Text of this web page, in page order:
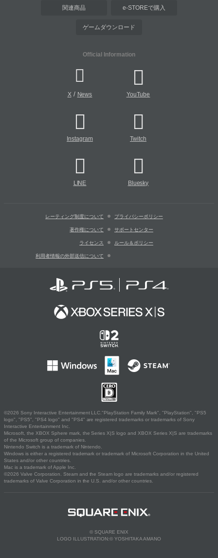
関連商品 e-STOREで購入
ゲームダウンロード
Official Information
X/ News YouTube
Instagram Twitch
LINE Bluesky
レーティング制度について プライバシーポリシー
著作権について サポートセンター
ライセンス ルール＆ポリシー
利用者情報の外部送信について
©2026 Sony Interactive Entertainment LLC."PlayStation Family Mark", "PlayStation", "PS5
logo", "PS5", "PS4 logo" and "PS4" are registered trademarks or trademarks of Sony
Interactive Entertainment Inc.
Microsoft, the XBOX Sphere mark, the Series X|S logo and XBOX Series X|S are trademarks
of the Microsoft group of companies.
Nintendo Switch is a trademark of Nintendo.
Windows is either a registered trademark or trademark of Microsoft Corporation in the United
States and/or other countries.
Mac is a trademark of Apple Inc.
©2026 Valve Corporation. Steam and the Steam logo are trademarks and/or registered
trademarks of Valve Corporation in the U.S. and/or other countries.
© SQUARE ENIX
LOGO ILLUSTRATION:© YOSHITAKA AMANO